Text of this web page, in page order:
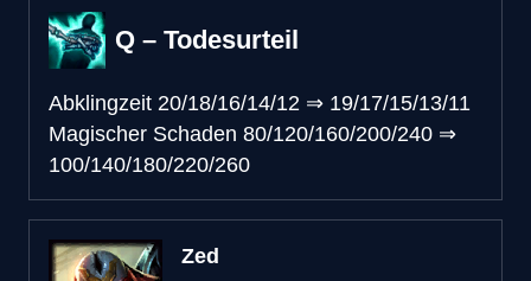
Q – Todesurteil
Abklingzeit 20/18/16/14/12 ⇒ 19/17/15/13/11
Magischer Schaden 80/120/160/200/240 ⇒
100/140/180/220/260
Zed